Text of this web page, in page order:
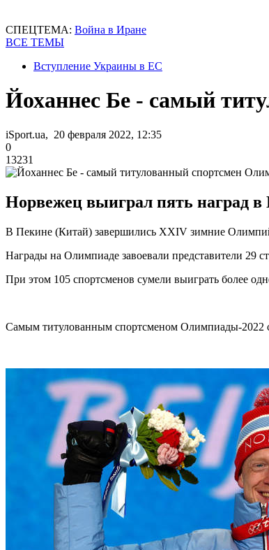
СПЕЦТЕМА: Война в Иране
ВСЕ ТЕМЫ
Вступление Украины в ЕС
Йоханнес Бе - самый
iSport.ua, 20 февраля 2022, 12:35
0
13231
Норвежец выиграл пять наград
В Пекине (Китай) завершились XXIV зимние
Награды на Олимпиаде завоевали представители 29
При этом 105 спортсменов сумели выиграть более
Самым титулованным спортсменом Олимпиады-2022